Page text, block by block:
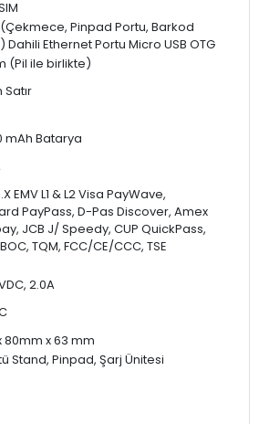
Pinpad Portu, Barkod
Dahili Ethernet Portu Micro USB OTG
(Pil ile birlikte)
mAh Batarya
EMV L1 & L2 Visa PayWave,
PayPass, D-Pas Discover, Amex
JCB J/ Speedy, CUP QuickPass,
TQM, FCC/CE/CCC, TSE
2.0A
80mm x 63 mm
Stand, Pinpad, Şarj Ünitesi